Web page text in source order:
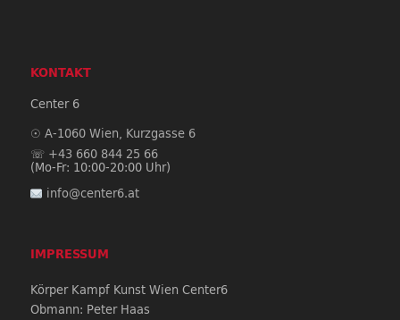
KONTAKT
Center 6
☉ A-1060 Wien, Kurzgasse 6
☏ +43 660 844 25 66
(Mo-Fr: 10:00-20:00 Uhr)
info@center6.at
IMPRESSUM
Körper Kampf Kunst Wien Center6
Obmann: Peter Haas